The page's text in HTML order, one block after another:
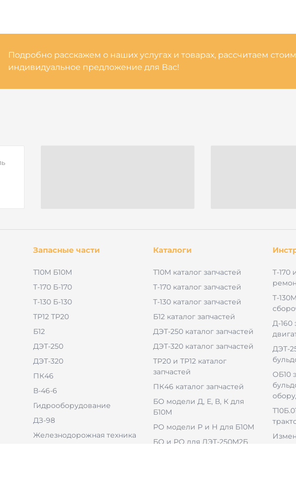
Подробно расскажем о наших услугах и товарах, рассчитаем
индивидуальное предложение для Вас!
Запасные части
Т10М Б10М
Т-170 Б-170
Т-130 Б-130
ТР12 ТР20
Б12
ДЭТ-250
ДЭТ-320
ПК46
В-46-6
Гидрооборудование
ДЗ-98
Железнодорожная техника
Каталоги
Т10М каталог запчастей
Т-170 каталог запчастей
Т-130 каталог запчастей
Б12 каталог запчастей
ДЭТ-250 каталог запчастей
ДЭТ-320 каталог запчастей
ТР20 и ТР12 каталог
запчастей
ПК46 каталог запчастей
БО модели Д, Е, В, К для
Б10М
РО модели Р и Н для Б10М
БО и РО для ДЭТ-250М2Б
Т-170
Т-
Д-160
ДЭТ-
ОБ10